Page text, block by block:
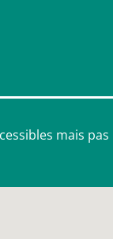
mais pas